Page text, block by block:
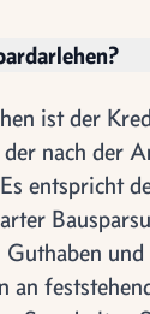
ist der
nach der
entspricht
Guthaben
an